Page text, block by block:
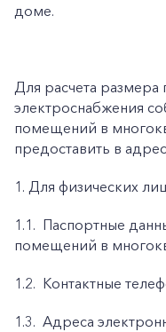
доме.
Для расчета размера
электроснабжения
помещений в
предоставить в
1. Для физических
1.1. Паспортные
помещений в
1.2. Контактные
1.3. Адреса